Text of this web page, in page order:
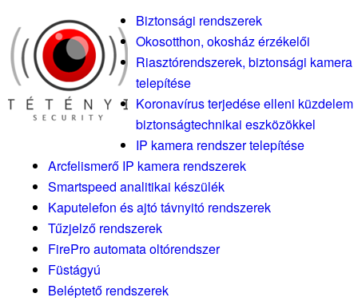
Biztonsági rendszerek
Okosotthon, okosház érzékelői
Riasztórendszerek, biztonsági kamera
telepítése
Koronavírus terjedése elleni küzdelem
biztonságtechnikai eszközökkel
IP kamera rendszer telepítése
Arcfelismerő IP kamera rendszerek
Smartspeed analitikai készülék
Kaputelefon és ajtó távnyitó rendszerek
Tűzjelző rendszerek
FirePro automata oltórendszer
Füstágyú
Beléptető rendszerek